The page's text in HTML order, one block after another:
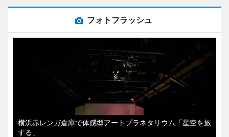
フォトフラッシュ
横浜赤レンガ倉庫で体感型アートプラネタリウム「星空を旅
する」